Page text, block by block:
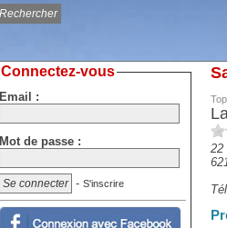
22
Connectez-vous
Email :
Mot de passe :
- S'inscrire